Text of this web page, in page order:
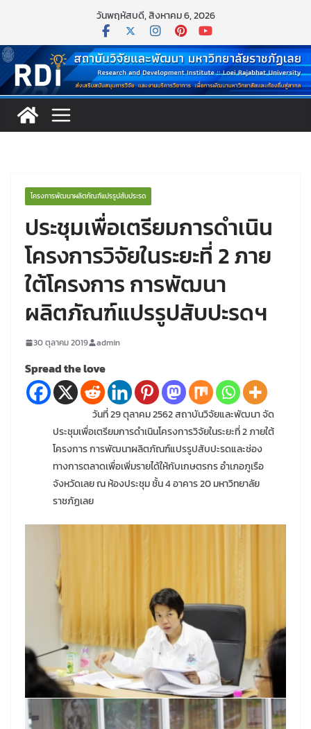
content
วันพฤหัสบดี, สิงหาคม 6, 2026
โครงการพัฒนาผลิตภัณฑ์แปรรูปสับประรด
ประชุมเพื่อเตรียมการดำเนิน
โครงการวิจัยในระยะที่ 2 ภาย
ใต้โครงการ การพัฒนา
ผลิตภัณฑ์แปรรูปสับปะรดฯ
30 ตุลาคม 2019 admin
Spread the love
วันที่ 29 ตุลาคม 2562 สถาบันวิจัยและพัฒนา จัด
ประชุมเพื่อเตรียมการดำเนินโครงการวิจัยในระยะที่ 2 ภายใต้
โครงการ การพัฒนาผลิตภัณฑ์แปรรูปสับปะรดและช่อง
ทางการตลาดเพื่อเพิ่มรายได้ให้กับเกษตรกร อำเภอภูเรือ
จังหวัดเลย ณ ห้องประชุม ชั้น 4 อาคาร 20 มหาวิทยาลัย
ราชภัฏเลย